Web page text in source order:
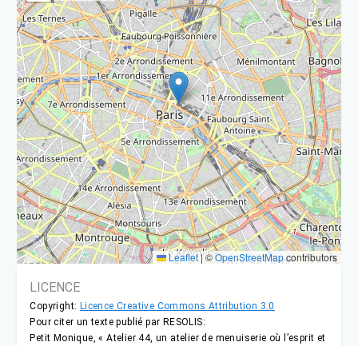
Leaflet |©OpenStreetMapcontributors
LICENCE
Copyright: Licence Creative Commons Attribution 3.0
Pour citer un texte publié par RESOLIS:
Petit Monique, « Atelier 44, un atelier de menuiserie où l’esprit et